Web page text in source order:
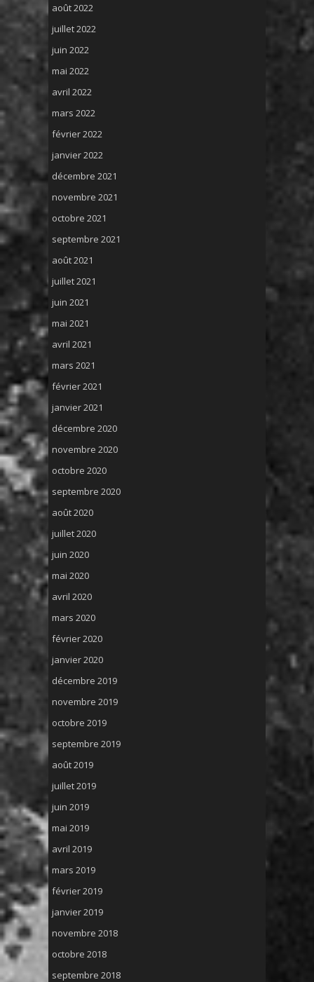
août 2022
juillet 2022
juin 2022
mai 2022
avril 2022
mars 2022
février 2022
janvier 2022
décembre 2021
novembre 2021
octobre 2021
septembre 2021
août 2021
juillet 2021
juin 2021
mai 2021
avril 2021
mars 2021
février 2021
janvier 2021
décembre 2020
novembre 2020
octobre 2020
septembre 2020
août 2020
juillet 2020
juin 2020
mai 2020
avril 2020
mars 2020
février 2020
janvier 2020
décembre 2019
novembre 2019
octobre 2019
septembre 2019
août 2019
juillet 2019
juin 2019
mai 2019
avril 2019
mars 2019
février 2019
janvier 2019
novembre 2018
octobre 2018
septembre 2018